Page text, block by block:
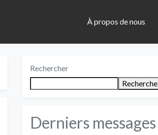
À propos de nous
Rechercher
Recherche
Derniers messages